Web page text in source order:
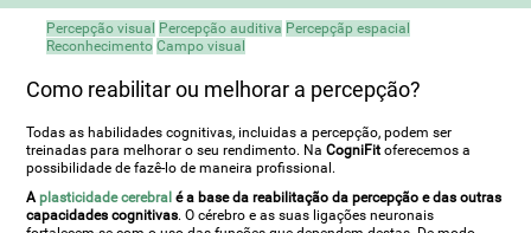
Percepção visual Percepção auditiva Percepçãp espacial
Reconhecimento Campo visual
Como reabilitar ou melhorar a percepção?
Todas as habilidades cognitivas, incluidas a percepção, podem ser
treinadas para melhorar o seu rendimento. NaCogniFit oferecemos a
possibilidade de fazê-lo de maneira profissional.
A plasticidade cerebral é a base da reabilitação da percepção e das outras
capacidades cognitivas. O cérebro e as suas ligações neuronais